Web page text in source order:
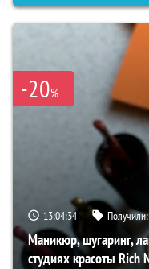
-20%
13:04:33
Маникюр, шугаринг,
студиях красоты Rich